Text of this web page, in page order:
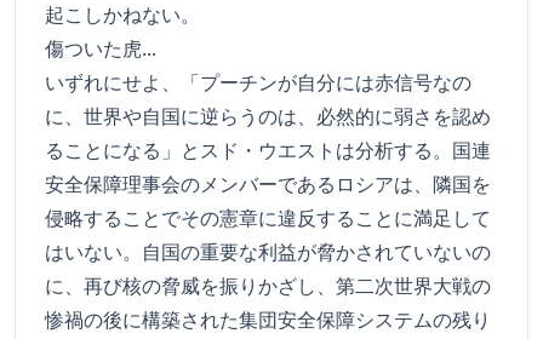
起こしかねない。
傷ついた虎...
いずれにせよ、「プーチンが自分には赤信号なの
に、世界や自国に逆らうのは、必然的に弱さを認め
ることになる」とスド・ウエストは分析する。国連
安全保障理事会のメンバーであるロシアは、隣国を
侵略することでその憲章に違反することに満足して
はいない。自国の重要な利益が脅かされていないの
に、再び核の脅威を振りかざし、第二次世界大戦の
惨禍の後に構築された集団安全保障システムの残り